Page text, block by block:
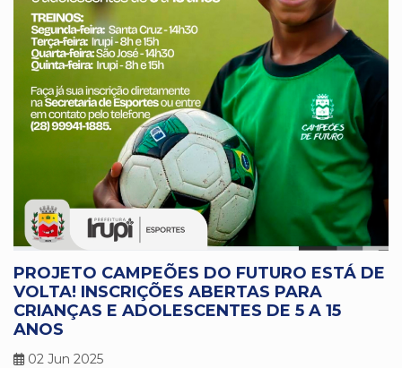
PROJETO CAMPEÕES DO FUTURO ESTÁ DE
VOLTA! INSCRIÇÕES ABERTAS PARA
CRIANÇAS E ADOLESCENTES DE 5 A 15
ANOS
02 Jun 2025